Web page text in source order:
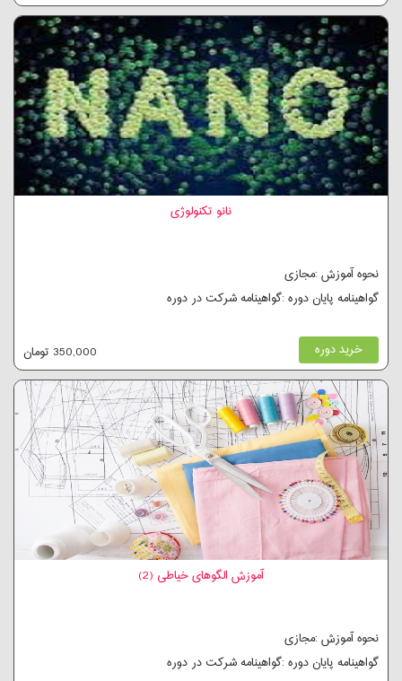
نانو تکنولوژی
نحوه آموزش :مجازی
گواهینامه پایان دوره :گواهینامه شرکت در دوره
خرید دوره 350,000 تومان
آموزش الگوهای خیاطی (2)
نحوه آموزش :مجازی
گواهینامه پایان دوره :گواهینامه شرکت در دوره